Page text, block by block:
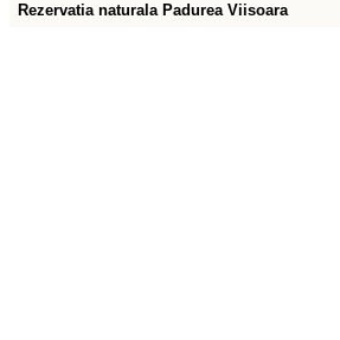
Rezervatia naturala Padurea Viisoara